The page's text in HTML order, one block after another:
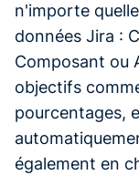
n'importe
données Jira :
Composant ou
objectifs
pourcentages,
également en